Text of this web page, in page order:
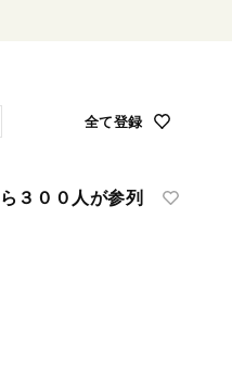
全て登録
３００人が参列